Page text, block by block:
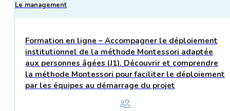
Le management
Formation en ligne – Accompagner le déploiement
institutionnel de la méthode Montessori adaptée
aux personnes âgées (J1). Découvrir et comprendre
la méthode Montessori pour faciliter le déploiement
par les équipes au démarrage du projet